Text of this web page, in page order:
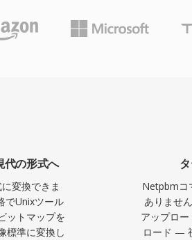
代の形式へ
変換できま
でUnixツール
ットマップを
標準に変換し
Netpbmコ
ありませ
アップロ
ロード —